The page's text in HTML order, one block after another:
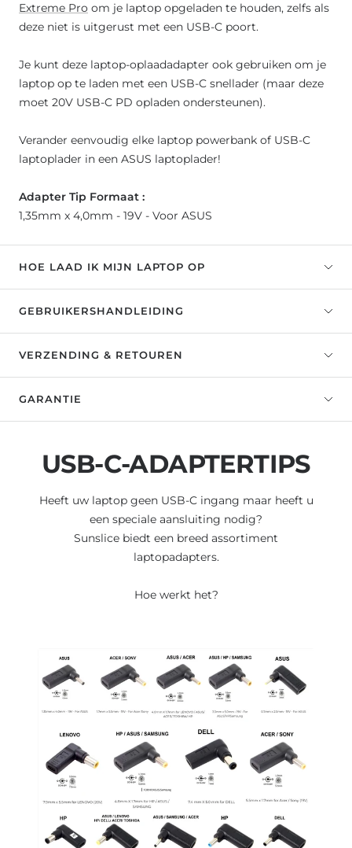
Extreme Pro om je laptop opgeladen te houden, zelfs als
deze niet is uitgerust met een USB-C poort.
Je kunt deze laptop-oplaadadapter ook gebruiken om je
laptop op te laden met een USB-C snellader (maar deze
moet 20V USB-C PD opladen ondersteunen).
Verander eenvoudig elke laptop powerbank of USB-C
laptoplader in een ASUS laptoplader!
Adapter Tip Formaat :
1,35mm x 4,0mm - 19V - Voor ASUS
HOE LAAD IK MIJN LAPTOP OP
GEBRUIKERSHANDLEIDING
VERZENDING & RETOUREN
GARANTIE
USB-C-ADAPTERTIPS
Heeft uw laptop geen USB-C ingang maar heeft u
een speciale aansluiting nodig?
Sunslice biedt een breed assortiment
laptopadapters.
Hoe werkt het?